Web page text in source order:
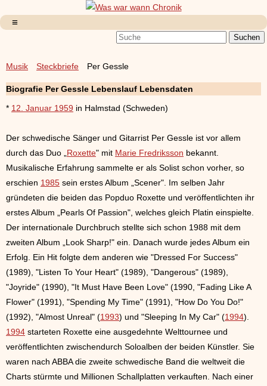
Musik Steckbriefe Per Gessle
Biografie Per Gessle Lebenslauf Lebensdaten
* 12. Januar 1959 in Halmstad (Schweden)
Der schwedische Sänger und Gitarrist Per Gessle ist vor allem
durch das Duo „Roxette" mit Marie Fredriksson bekannt.
Musikalische Erfahrung sammelte er als Solist schon vorher, so
erschien 1985 sein erstes Album „Scener". Im selben Jahr
gründeten die beiden das Popduo Roxette und veröffentlichten ihr
erstes Album „Pearls Of Passion", welches gleich Platin einspielte.
Der internationale Durchbruch stellte sich schon 1988 mit dem
zweiten Album „Look Sharp!" ein. Danach wurde jedes Album ein
Erfolg. Ein Hit folgte dem anderen wie "Dressed For Success"
(1989), "Listen To Your Heart" (1989), "Dangerous" (1989),
"Joyride" (1990), "It Must Have Been Love" (1990, "Fading Like A
Flower" (1991), "Spending My Time" (1991), "How Do You Do!"
(1992), "Almost Unreal" (1993) und "Sleeping In My Car" (1994).
1994 starteten Roxette eine ausgedehnte Welttournee und
veröffentlichten zwischendurch Soloalben der beiden Künstler. Sie
waren nach ABBA die zweite schwedische Band die weltweit die
Charts stürmte und Millionen Schallplatten verkauften. Nach einer